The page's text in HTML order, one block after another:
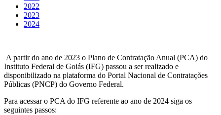
2022
2023
2024
A partir do ano de 2023 o Plano de Contratação Anual (PCA) do
Instituto Federal de Goiás (IFG) passou a ser realizado e
disponibilizado na plataforma do Portal Nacional de Contratações
Públicas (PNCP) do Governo Federal.
Para acessar o PCA do IFG referente ao ano de 2024 siga os
seguintes passos: